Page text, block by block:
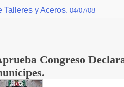
y Aceros. 04/07/08
Congreso